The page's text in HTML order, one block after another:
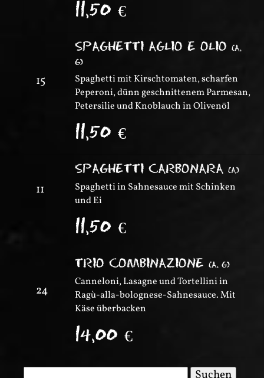
11,50 €
15
SPAGHETTI AGLIO E OLIO (A,
G)
Spaghetti mit Kirschtomaten, scharfen
Peperoni, dünn geschnittenem Parmesan,
Petersilie und Knoblauch in Olivenöl
11,50 €
11
SPAGHETTI CARBONARA (A)
Spaghetti in Sahnesauce mit Schinken
und Ei
11,50 €
24
TRIO COMBINAZIONE (A, G)
Canneloni, Lasagne und Tortellini in
Ragù-alla-bolognese-Sahnesauce. Mit
Käse überbacken
14,00 €